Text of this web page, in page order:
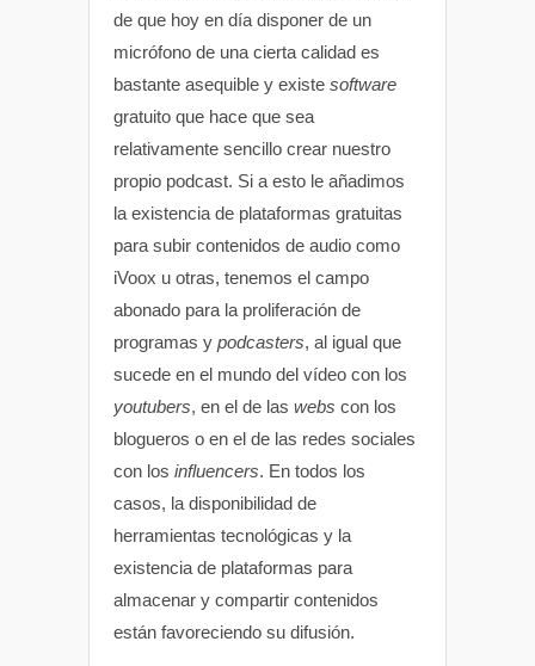
de que hoy en día disponer de un
micrófono de una cierta calidad es
bastante asequible y existe software
gratuito que hace que sea
relativamente sencillo crear nuestro
propio podcast. Si a esto le añadimos
la existencia de plataformas gratuitas
para subir contenidos de audio como
iVoox u otras, tenemos el campo
abonado para la proliferación de
programas y podcasters, al igual que
sucede en el mundo del vídeo con los
youtubers, en el de las webs con los
blogueros o en el de las redes sociales
con los influencers. En todos los
casos, la disponibilidad de
herramientas tecnológicas y la
existencia de plataformas para
almacenar y compartir contenidos
están favoreciendo su difusión.